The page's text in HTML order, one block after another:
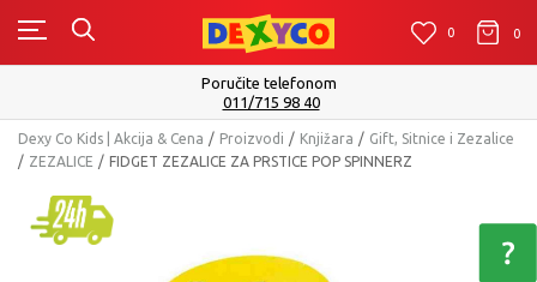
0 0 0
Isporuku možete očekivati u roku od 2
Dexy Co Kids | Akcija & Cena Proizvodi Knjižara
Gift, Sitnice i Zezalice
ZEZALICE
FIDGET ZEZALICE ZA PRSTICE POP SPINNERZ